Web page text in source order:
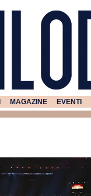
MAGAZINE EVENTI